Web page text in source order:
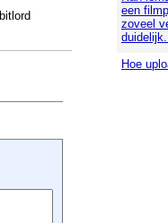
bitlord
een
zoveel
Hoe